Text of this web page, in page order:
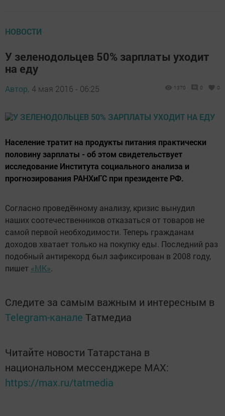
НОВОСТИ
У зеленодольцев 50% зарплаты уходит
на еду
Автор, 4 мая 2016 - 06:25 1370 0 0
Население тратит на продукты питания практически
половину зарплаты - об этом свидетельствует
исследование Института социального анализа и
прогнозирования РАНХиГС при президенте РФ.
Согласно проведённому анализу, кризис вынудил
наших соотечественников отказаться от товаров не
самой первой необходимости. Теперь гражданам
доходов хватает только на покупку еды. Последний раз
подобный антирекорд был зафиксирован в 2008 году,
пишет «МК».
Следите за самым важным и интересным в
Telegram-канале Татмедиа
Читайте новости Татарстана в
национальном мессенджере MАХ:
https://max.ru/tatmedia